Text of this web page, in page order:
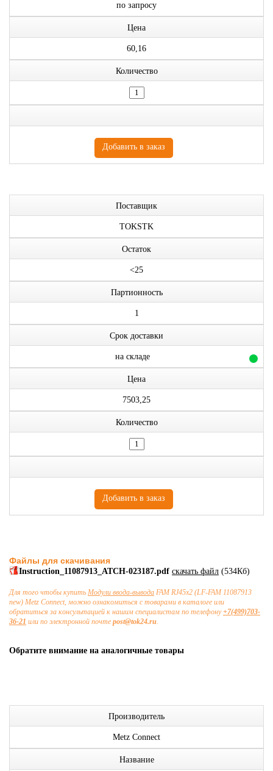
по запросу
Цена
60,16
Количество
Поставщик
TOKSTK
Остаток
<25
Партионность
1
Срок доставки
на складе
Цена
7503,25
Количество
Файлы для скачивания
Instruction_11087913_ATCH-023187.pdf скачать файл (534Кб)
Для того чтобы купить Модули ввода-вывода FAM RJ45x2 (LF-FAM 11087913
new) Metz Connect, можно ознакомиться с товарами в каталоге или
обратиться за консультацией к нашим специалистам по телефону+7(499)703-
36-21 или по электронной почте post@tok24.ru.
Обратите внимание на аналогичные товары
Производитель
Metz Connect
Название